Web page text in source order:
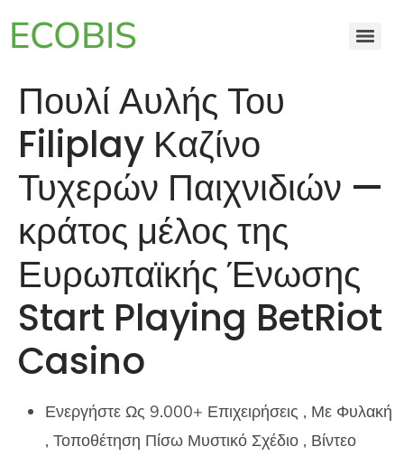
ECOBIS
Πουλί Αυλής Του
Filiplay Καζίνο
Τυχερών Παιχνιδιών —
κράτος μέλος της
Ευρωπαϊκής Ένωσης
Start Playing BetRiot
Casino
Ενεργήστε Ως 9.000+ Επιχειρήσεις , Με Φυλακή
, Τοποθέτηση Πίσω Μυστικό Σχέδιο , Βίντεο